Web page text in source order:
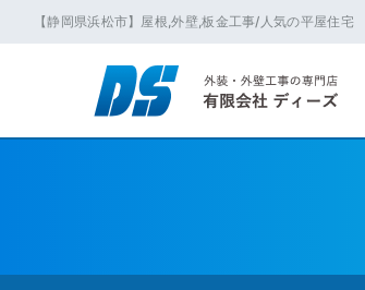
【静岡県浜松市】屋根,外壁,板金工事/人気の平屋住宅